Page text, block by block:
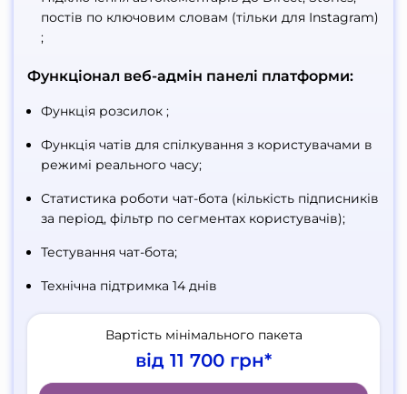
постів по ключовим словам (тільки для Instagram)
;
Функціонал веб-адмін панелі платформи:
Функція розсилок ;
Функція чатів для спілкування з користувачами в
режимі реального часу;
Статистика роботи чат-бота (кількість підписників
за період, фільтр по сегментах користувачів);
Тестування чат-бота;
Технічна підтримка 14 днів
Вартість мінімального пакета
від 11 700 грн*